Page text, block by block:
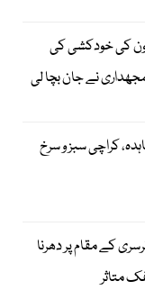
کی خودکشی کی
نے جان بچا لی
کراچی سبز و سرخ
کے مقام پر دھرنا
متاثر